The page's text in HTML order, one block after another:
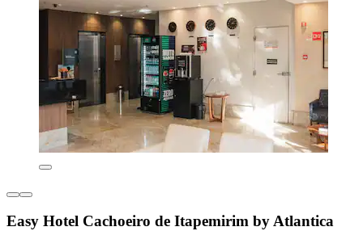
Easy Hotel Cachoeiro de Itapemirim by Atlantica